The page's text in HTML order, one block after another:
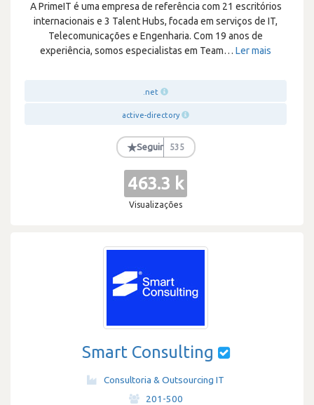
A PrimeIT é uma empresa de referência com 21 escritórios
internacionais e 3 Talent Hubs, focada em serviços de IT,
Telecomunicações e Engenharia. Com 19 anos de
experiência, somos especialistas em Team… Ler mais
.net
active-directory
★Seguir 535
463.3 k
Visualizações
Smart Consulting
Consultoria & Outsourcing IT
201-500